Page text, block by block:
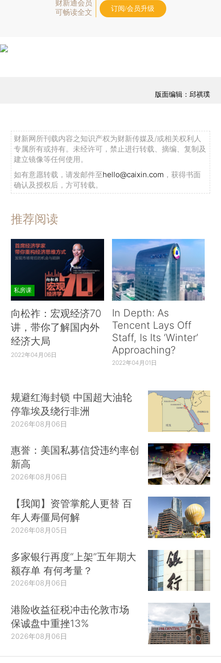
财新通会员
可畅读全文
订阅/会员升级
版面编辑：邱祺璞
财新网所刊载内容之知识产权为财新传媒及/或相关权利人
专属所有或持有。未经许可，禁止进行转载、摘编、复制及
建立镜像等任何使用。
如有意愿转载，请发邮件至hello@caixin.com ，获得书面
确认及授权后，方可转载。
推荐阅读
私房课
向松祚：宏观经济70
讲，带你了解国内外
经济大局
2022年04月06日
In Depth: As
Tencent Lays Off
Staff, Is Its ‘Winter’
Approaching?
2022年04月01日
规避红海封锁 中国超大油轮
停靠埃及绕行非洲
2026年08月06日
惠誉：美国私募信贷违约率创
新高
2026年08月06日
【我闻】资管掌舵人更替 百
年人寿僵局何解
2026年08月05日
多家银行再度“上架”五年期大
额存单 有何考量？
2026年08月06日
港险收益征税冲击伦敦市场
保诚盘中重挫13%
2026年08月06日